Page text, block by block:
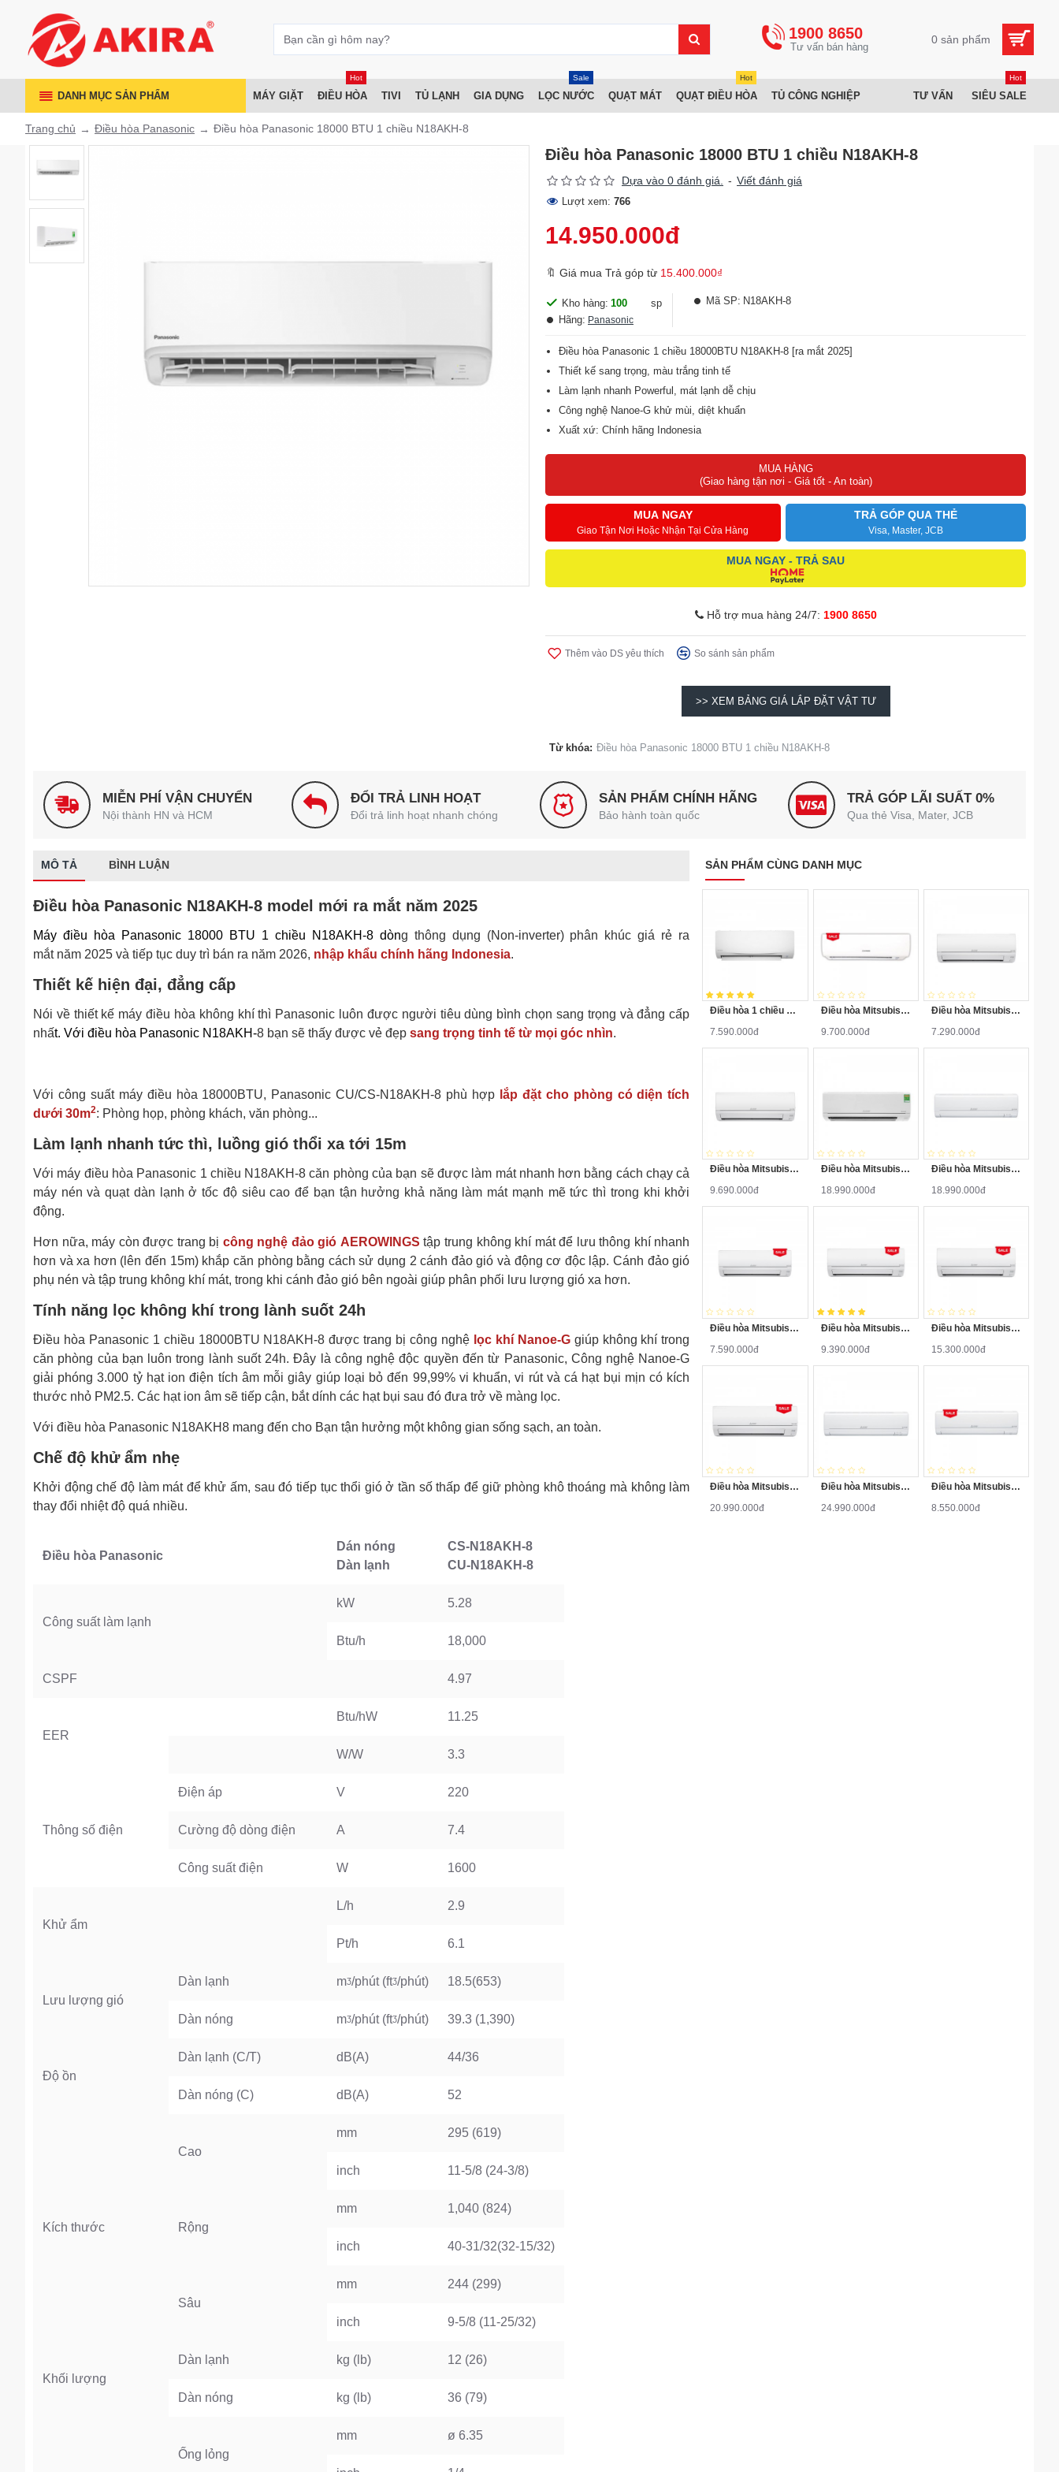
1900 8650 0 sản phẩm
DANH MỤC SẢN PHẨM MÁY GIẶT ĐIỀU HÒA
Hot
TIVI TỦ LẠNH GIA DỤNG LỌC NƯỚC
Sale
QUẠT MÁT QUẠT ĐIỀU HÒA
Hot
TỦ CÔNG NGHIỆP TƯ VẤN SIÊU SALE
Hot
Trang chủ Điều hòa Panasonic Điều hòa Panasonic 18000 BTU 1 chiều N18AKH-8
Điều hòa Panasonic 18000 BTU 1 chiều N18AKH-8
Dựa vào 0 đánh giá. - Viết đánh giá
Lượt xem: 766
14.950.000đ
🔖 Giá mua Trả góp từ 15.400.000₫
Kho hàng: 100
sp
Hãng: Panasonic
Mã SP: N18AKH-8
Điều hòa Panasonic 1 chiều 18000BTU N18AKH-8 [ra mắt 2025]
Thiết kế sang trọng, màu trắng tinh tế
Làm lạnh nhanh Powerful, mát lạnh dễ chịu
Công nghệ Nanoe-G khử mùi, diệt khuẩn
Xuất xứ: Chính hãng Indonesia
MUA HÀNG
(Giao hàng tận nơi - Giá tốt - An toàn)
MUA NGAY
Giao Tận Nơi Hoặc Nhận Tại Cửa Hàng
TRẢ GÓP QUA THẺ
Visa, Master, JCB
MUA NGAY - TRẢ SAU
Hỗ trợ mua hàng 24/7: 1900 8650
Thêm vào DS yêu thích So sánh sản phẩm
>> XEM BẢNG GIÁ LẮP ĐẶT VẬT TƯ
Từ khóa: Điều hòa Panasonic 18000 BTU 1 chiều N18AKH-8
MIỄN PHÍ VẬN CHUYỂN
Nội thành HN và HCM
ĐỔI TRẢ LINH HOẠT
Đổi trả linh hoạt nhanh chóng
SẢN PHẨM CHÍNH HÃNG
Bảo hành toàn quốc
TRẢ GÓP LÃI SUẤT 0%
Qua thẻ Visa, Mater, JCB
MÔ TẢ BÌNH LUẬN
Điều hòa Panasonic N18AKH-8 model mới ra mắt năm 2025
Máy điều hòa Panasonic 18000 BTU 1 chiều N18AKH-8 dòng thông dụng (Non-inverter) phân khúc giá rẻ ra
mắt năm 2025 và tiếp tục duy trì bán ra năm 2026, nhập khẩu chính hãng Indonesia.
Thiết kế hiện đại, đẳng cấp
Nói về thiết kế máy điều hòa không khí thì Panasonic luôn được người tiêu dùng bình chọn sang trọng và đẳng cấp
nhất. Với điều hòa Panasonic N18AKH-8 bạn sẽ thấy được vẻ đẹp sang trọng tinh tế từ mọi góc nhìn.
Với công suất máy điều hòa 18000BTU, Panasonic CU/CS-N18AKH-8 phù hợp lắp đặt cho phòng có diện tích
dưới 30m2: Phòng họp, phòng khách, văn phòng...
Làm lạnh nhanh tức thì, luồng gió thổi xa tới 15m
Với máy điều hòa Panasonic 1 chiều N18AKH-8 căn phòng của bạn sẽ được làm mát nhanh hơn bằng cách chạy cả
máy nén và quạt dàn lạnh ở tốc độ siêu cao để bạn tận hưởng khả năng làm mát mạnh mẽ tức thì trong khi khởi
động.
Hơn nữa, máy còn được trang bị công nghệ đảo gió AEROWINGS tập trung không khí mát để lưu thông khí nhanh
hơn và xa hơn (lên đến 15m) khắp căn phòng bằng cách sử dụng 2 cánh đảo gió và động cơ độc lập. Cánh đảo gió
phụ nén và tập trung không khí mát, trong khi cánh đảo gió bên ngoài giúp phân phối lưu lượng gió xa hơn.
Tính năng lọc không khí trong lành suốt 24h
Điều hòa Panasonic 1 chiều 18000BTU N18AKH-8 được trang bị công nghệlọc khí Nanoe-Ggiúp không khí trong
căn phòng của bạn luôn trong lành suốt 24h. Đây là công nghệ độc quyền đến từ Panasonic, Công nghệ Nanoe-G
giải phóng 3.000 tỷ hạt ion điện tích âm mỗi giây giúp loại bỏ đến 99,99% vi khuẩn, vi rút và cá hạt bụi mịn có kích
thước nhỏ PM2.5. Các hạt ion âm sẽ tiếp cận, bắt dính các hạt bụi sau đó đưa trở về màng lọc.
Với điều hòa Panasonic N18AKH8 mang đến cho Bạn tận hưởng một không gian sống sạch, an toàn.
Chế độ khử ẩm nhẹ
Khởi động chế độ làm mát để khử ấm, sau đó tiếp tục thổi gió ở tần số thấp để giữ phòng khô thoáng mà không làm
thay đổi nhiệt độ quá nhiều.
Điều hòa Panasonic
Dán nóng
Dàn lạnh
CS-N18AKH-8
CU-N18AKH-8
Công suất làm lạnh
kW 5.28
Btu/h 18,000
CSPF 4.97
EER
Btu/hW 11.25
W/W 3.3
Thông số điện
Điện áp V 220
Cường độ dòng điện A 7.4
Công suất điện W 1600
Khử ẩm
L/h 2.9
Pt/h 6.1
Lưu lượng gió
Dàn lạnh mᶾ/phút (ftᶾ/phút) 18.5(653)
Dàn nóng mᶾ/phút (ftᶾ/phút) 39.3 (1,390)
Độ ồn
Dàn lạnh (C/T) dB(A) 44/36
Dàn nóng (C) dB(A) 52
Kích thước
Cao
mm 295 (619)
inch 11-5/8 (24-3/8)
Rộng
mm 1,040 (824)
inch 40-31/32(32-15/32)
Sâu
mm 244 (299)
inch 9-5/8 (11-25/32)
Khối lượng
Dàn lạnh kg (lb) 12 (26)
Dàn nóng kg (lb) 36 (79)
Ống lỏng
mm ø 6.35
SẢN PHẨM CÙNG DANH MỤC
Điều hòa 1 chiều Daikin 9.000BTU FTF25XAV1V
7.590.000đ
Điều hòa Mitsubishi Heavy 1 chiều 12000BTU SRK/SRC12CT-S5
9.700.000đ
Điều hòa Mitsubishi MS-HM25VA 9000BTU 1 chiều
7.290.000đ
Điều hòa Mitsubishi MS-HM35VA 12000BTU 1 chiều
9.690.000đ
Điều hòa Mitsubishi MS-HM50VA 18000BTU 1 chiều
18.990.000đ
Điều hòa Mitsubishi MS-HM60VA 24000 BTU 1 chiều
18.990.000đ
Điều hòa Mitsubishi 1 chiều 9000BTU MS-HP25VF
7.590.000đ
Điều hòa Mitsubishi 1 chiều 12000BTU MS-HP35VF
9.390.000đ
Điều hòa Mitsubishi 1 chiều 18000 BTU MS-HP50VF
15.300.000đ
Điều hòa Mitsubishi MS-HP60VF 24000 BTU 1 chiều
20.990.000đ
Điều hòa Mitsubishi MSY-GM24VA 24000 BTU 1 chiều Inverter
24.990.000đ
Điều hòa Mitsubishi 1 chiều Inverter 9000 BTU MSY-JP25VF
8.550.000đ